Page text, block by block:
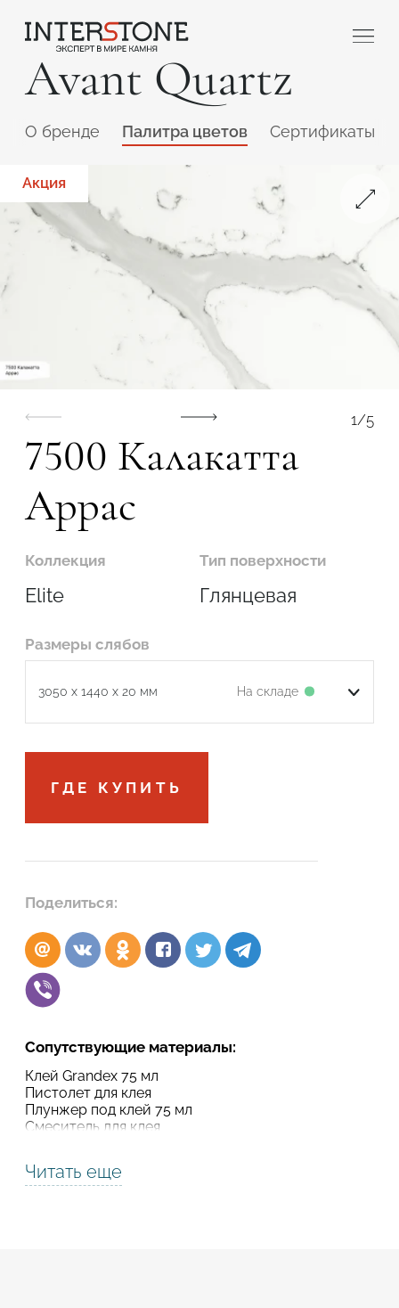
Avant Quartz
O бренде Палитра цветов Сертификаты
Акция
1/5
7500 Калакатта
Аррас
Коллекция
Elite
Тип поверхности
Глянцевая
Размеры слябов
3050 x 1440 x 20 мм На складе
ГДЕ КУПИТЬ
Поделиться:
Сопутствующие материалы:
Клей Grandex 75 мл
Пистолет для клея
Плунжер под клей 75 мл
Смеситель для клея
Читать еще
Ваша сфера деятельности
Обработчик
Подтвердите, что вы не робот
ОТПРАВИТЬ ЗАЯВКУ
Подтвердите, что вы не робот